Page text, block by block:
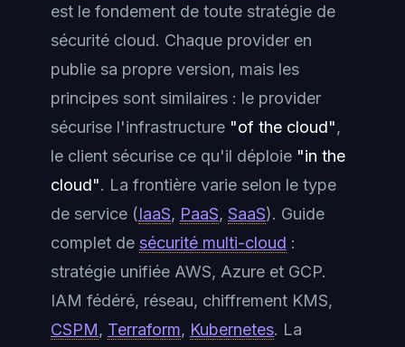
est le fondement de toute stratégie de
sécurité cloud. Chaque provider en
publie sa propre version, mais les
principes sont similaires : le provider
sécurise l'infrastructure "of the cloud",
le client sécurise ce qu'il déploie "in the
cloud". La frontière varie selon le type
de service (IaaS, PaaS, SaaS). Guide
complet de sécurité multi-cloud :
stratégie unifiée AWS, Azure et GCP.
IAM fédéré, réseau, chiffrement KMS,
CSPM, Terraform, Kubernetes. La